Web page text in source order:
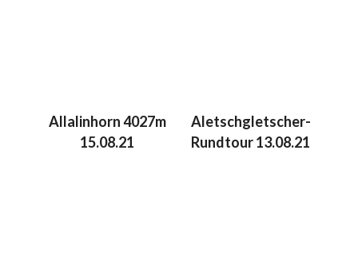
Allalinhorn 4027m
15.08.21
Aletschgletscher-
Rundtour 13.08.21